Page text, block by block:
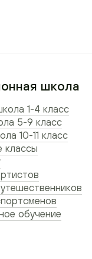
школа
1-4 класс
5-9 класс
10-11 класс
классы
обучение